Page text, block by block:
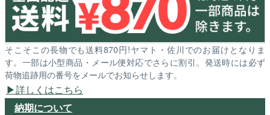
そこそこの長物でも送料870円!ヤマト・佐川でのお届けとなりま
す。一部は小型商品・メール便対応でさらに割引。発送時には必ず
荷物追跡用の番号をメールでお知らせします。
詳しくはこちら
納期について